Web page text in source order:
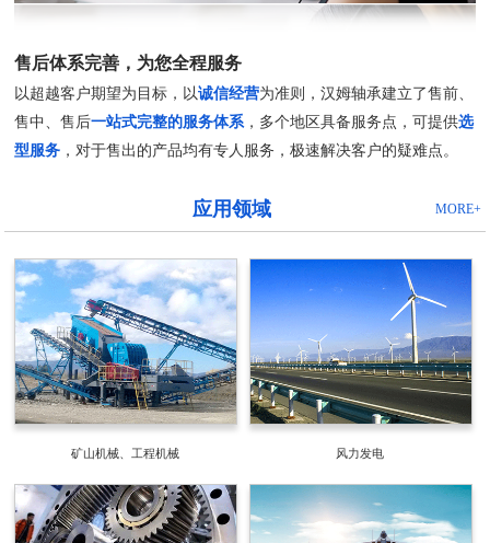
售后体系完善，为您全程服务
以超越客户期望为目标，以诚信经营为准则，汉姆轴承建立了售前、
售中、售后一站式完整的服务体系，多个地区具备服务点，可提供选
型服务 ，对于售出的产品均有专人服务，极速解决客户的疑难点。
MORE+
应用领域
矿山机械、工程机械 风力发电